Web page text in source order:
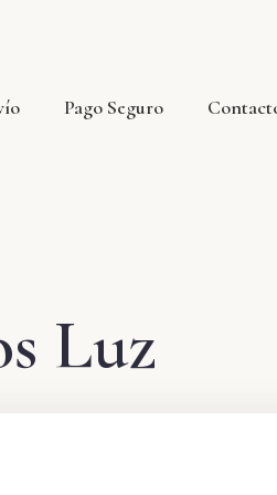
Pago Seguro
Luz